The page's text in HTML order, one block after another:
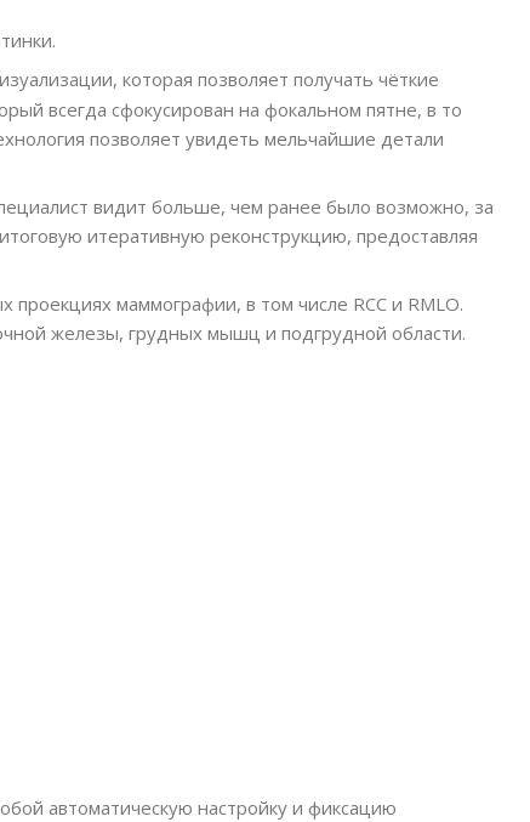
которая позволяет получать чёткие
всегда сфокусирован на фокальном пятне, в то
позволяет увидеть мельчайшие детали
видит больше, чем ранее было возможно, за
итеративную реконструкцию, предоставляя
проекциях маммографии, в том числе RCC и RMLO.
железы, грудных мышц и подгрудной области.
автоматическую настройку и фиксацию